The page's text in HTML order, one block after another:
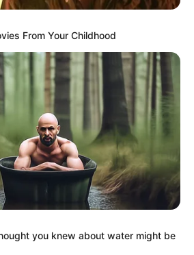
From Your Childhood
you knew about water might be